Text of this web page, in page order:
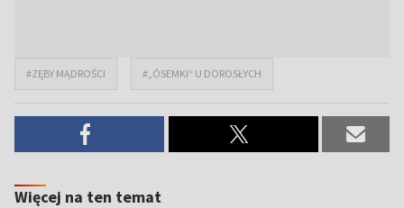
#ZĘBY MĄDROŚCI #„ÓSEMKI“ U DOROSŁYCH
Więcej na ten temat